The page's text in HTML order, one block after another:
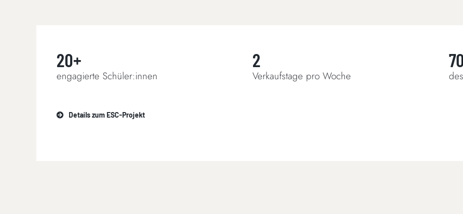
20+
engagierte Schüler:innen
2
Verkaufstage pro Woche
Details zum ESC-Projekt